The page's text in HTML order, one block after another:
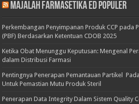
Majalah Farmasetika Ed Populer
Perkembangan Penyimpanan Produk CCP pada
(PBF) Berdasarkan Ketentuan CDOB 2025
Ketika Obat Menunggu Keputusan: Mengenal
dalam Distribusi Farmasi
Pentingnya Penerapan Pemantauan Partikel
Untuk Pemastian Mutu Produk Steril
Penerapan Data Integrity Dalam Sistem Quality